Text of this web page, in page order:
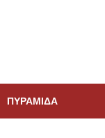
ΠΥΡΑΜΊΔΑ